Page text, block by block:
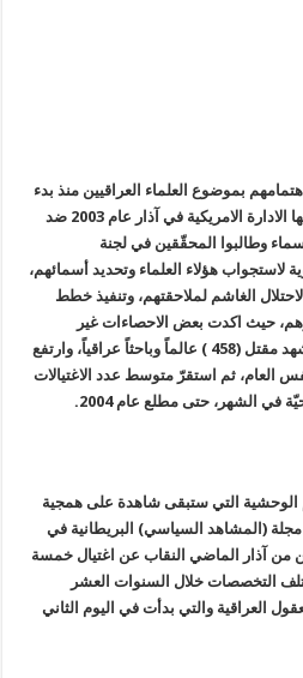
بموضوع العلماء العراقيين منذ بدء
التحضير للحرب الهمجية التي قادتها الادارة الامريكية في آذار عام 2003 ضد
وطالبوا المحقّقين في لجنة
لاستجواب هؤلاء العلماء وتحديد أسمائهم،
الغاشم لملاحقتهم، وتنفيذ خطط
حيث اكدت بعض الاحصاءات غير
الرسمية أن شهر أيار عام 2003 شهد مقتل (458 ) عالماً وباحثاً عراقياً، وارتفع
في آب من نفس العام، ثم استقرّ متوسط عدد الاغتيالات
الوحشية التي ستبقى شاهدة على همجية
مجلة (المشاهد السياسي) البريطانية في
من آذار الماضي النقاب عن اغتيال خمسة
مختلف التخصصات خلال السنوات العشر
العراقية والتي بدأت في اليوم الثاني